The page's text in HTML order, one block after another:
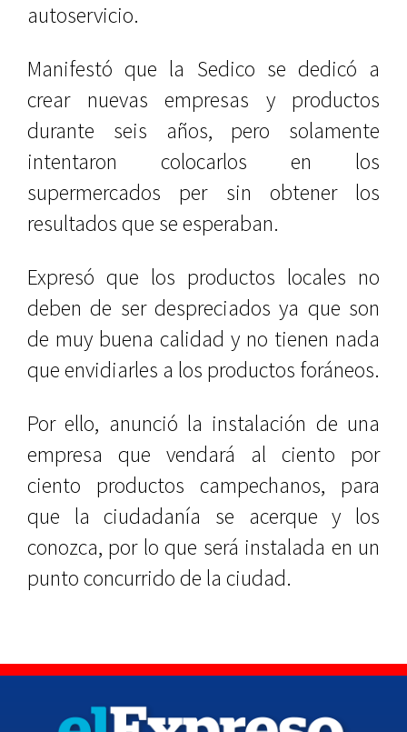
autoservicio.
Manifestó que la Sedico se dedicó a
crear nuevas empresas y productos
durante seis años, pero solamente
intentaron colocarlos en los
supermercados per sin obtener los
resultados que se esperaban.
Expresó que los productos locales no
deben de ser despreciados ya que son
de muy buena calidad y no tienen nada
que envidiarles a los productos foráneos.
Por ello, anunció la instalación de una
empresa que vendará al ciento por
ciento productos campechanos, para
que la ciudadanía se acerque y los
conozca, por lo que será instalada en un
punto concurrido de la ciudad.